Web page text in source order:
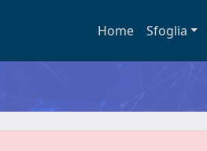
Home Sfoglia